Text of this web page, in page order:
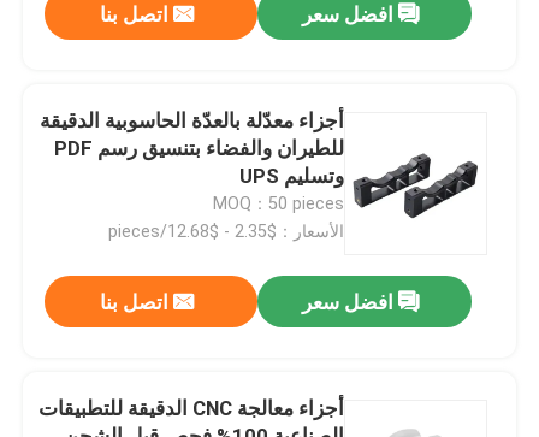
جولة في المصنع
اتصل بنا
أخبار
أجزاء الطحن باستخدام الحاسب الآلي
افضل سعر اتصل بنا
أجزاء معدّلة بالعدّة الحاسوبية الدقيقة
للطيران والفضاء بتنسيق رسم PDF
وتسليم UPS
MOQ：50 pieces
الأسعار：$2.35 - $12.68/pieces
افضل سعر اتصل بنا
أجزاء معالجة CNC الدقيقة للتطبيقات